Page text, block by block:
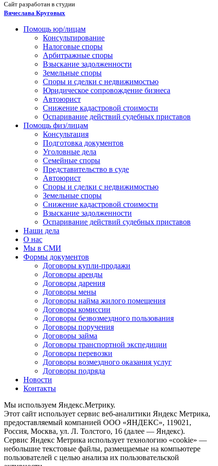
Сайт разработан в студии
Вячеслава Круговых
Помощь юр/лицам
Консультирование
Налоговые споры
Арбитражные споры
Взыскание задолженности
Земельные споры
Споры и сделки с недвижимостью
Юридическое сопровождение бизнеса
Автоюрист
Снижение кадастровой стоимости
Оспаривание действий судебных приставов
Помощь физ/лицам
Консультация
Подготовка документов
Уголовные дела
Семейные споры
Представительство в суде
Автоюрист
Споры и сделки с недвижимостью
Земельные споры
Снижение кадастровой стоимости
Взыскание задолженности
Оспаривание действий судебных приставов
Наши дела
О нас
Мы в СМИ
Формы документов
Договоры купли-продажи
Договоры аренды
Договоры дарения
Договоры мены
Договоры найма жилого помещения
Договоры комиссии
Договоры безвозмездного пользования
Договоры поручения
Договоры займа
Договоры транспортной экспедиции
Договоры перевозки
Договоры возмездного оказания услуг
Договоры подряда
Новости
Контакты
Мы используем Яндекс.Метрику.
Этот сайт использует сервис веб-аналитики Яндекс Метрика,
предоставляемый компанией ООО «ЯНДЕКС», 119021,
Россия, Москва, ул. Л. Толстого, 16 (далее — Яндекс).
Сервис Яндекс Метрика использует технологию «cookie» —
небольшие текстовые файлы, размещаемые на компьютере
пользователей с целью анализа их пользовательской